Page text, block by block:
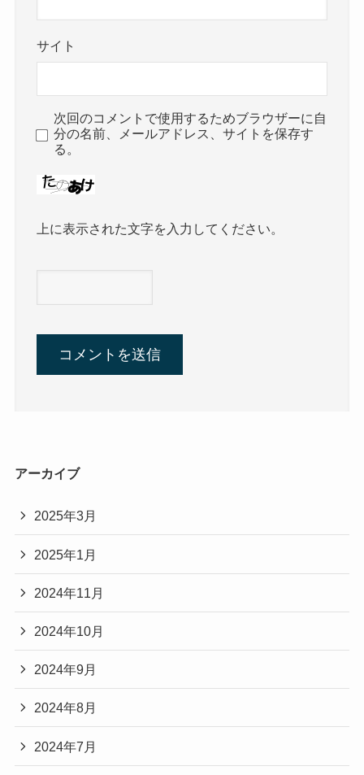
サイト
次回のコメントで使用するためブラウザーに自
分の名前、メールアドレス、サイトを保存す
る。
上に表示された文字を入力してください。
アーカイブ
2025年3月
2025年1月
2024年11月
2024年10月
2024年9月
2024年8月
2024年7月